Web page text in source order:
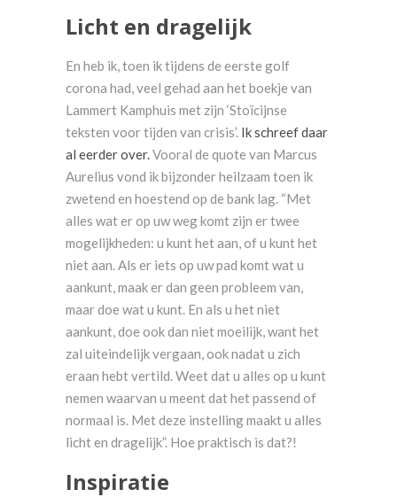
Licht en dragelijk
En heb ik, toen ik tijdens de eerste golf
corona had, veel gehad aan het boekje van
Lammert Kamphuis met zijn ‘Stoïcijnse
teksten voor tijden van crisis’. Ik schreef daar
al eerder over.Vooral de quote van Marcus
Aurelius vond ik bijzonder heilzaam toen ik
zwetend en hoestend op de bank lag. “Met
alles wat er op uw weg komt zijn er twee
mogelijkheden: u kunt het aan, of u kunt het
niet aan. Als er iets op uw pad komt wat u
aankunt, maak er dan geen probleem van,
maar doe wat u kunt. En als u het niet
aankunt, doe ook dan niet moeilijk, want het
zal uiteindelijk vergaan, ook nadat u zich
eraan hebt vertild. Weet dat u alles op u kunt
nemen waarvan u meent dat het passend of
normaal is. Met deze instelling maakt u alles
licht en dragelijk”. Hoe praktisch is dat?!
Inspiratie